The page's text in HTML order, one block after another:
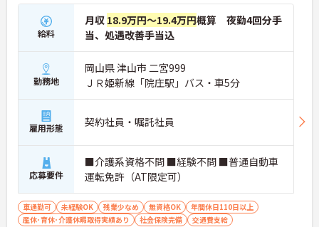
給料
月収 18.9万円～19.4万円概算 夜勤4回分手
当、処遇改善手当込
勤務地
岡山県 津山市 二宮999
ＪＲ姫新線「院庄駅」バス・車5分
雇用形態 契約社員・嘱託社員
応募要件
■介護系資格不問 ■経験不問 ■普通自動車
運転免許（AT限定可）
車通勤可 未経験OK 残業少なめ 無資格OK
年間休日110日以上
産休･育休･介護休暇取得実績あり
社会保険完備 交通費支給